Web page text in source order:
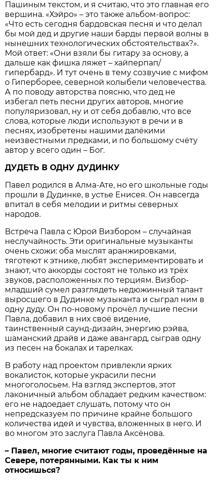
Пашиным текстом, и я считаю, что это главная его
вершина. «Хэйро» – это также альбом-вопрос:
«Что есть сегодня бардовская песня и что делал
бы мой дед и другие наши барды первой волны в
нынешних технологических обстоятельствах?».
Мой ответ: «Они взяли бы гитару за основу, а
дальше как фишка ляжет – хайперпап/
гипербард». И тут очень в тему созвучие с мифом
о Гиперборее, северной колыбели человечества.
А по поводу авторства поясню, что дед не
избегал петь песни других авторов, многие
популяризовал, ну и от себя добавлю, что все
слова, которые люди используют в речи и в
песнях, изобретены нашими далёкими
неизвестными предками, и по большому счёту
автор у всего один – Бог.
ДУДЕТЬ В ОДНУ ДУДИНКУ
Павел родился в Алма-Ате, но его школьные годы
прошли в Дудинке, в устье Енисея. Он навсегда
впитал в себя мелодии и ритмы северных
народов.
Встреча Павла с Юрой Визбором – случайная
неслучайность. Эти оригинальные музыканты
очень схожи: оба мыслят аранжировками,
тяготеют к этнике, любят экспериментировать и
знают, что аккорды состоят не только из трёх
звуков, расположенных по терциям. Визбор-
младший сумел разглядеть недюжинный талант
выросшего в Дудинке музыканта и сыграл ним в
одну дуду. Он по-новому прочёл лучшие песни
Павла, добавил в них своё видение,
таинственный саунд-дизайн, энергию рэйва,
шаманский драйв и даже авангард, сыграв одну
из песен на бокалах и тарелках.
В работу над проектом привлекли ярких
вокалисток, которые украсили песни
многоголосьем. На взгляд экспертов, этот
лаконичный альбом обладает редким качеством:
его не надоедает слушать, потому что он
непредсказуем по причине крайне большого
количества идей и чувства, вложенных в него. И
во многом это заслуга Павла Аксёнова.
– Павел, многие считают годы, проведённые на
Севере, потерянными. Как ты к ним
относишься?